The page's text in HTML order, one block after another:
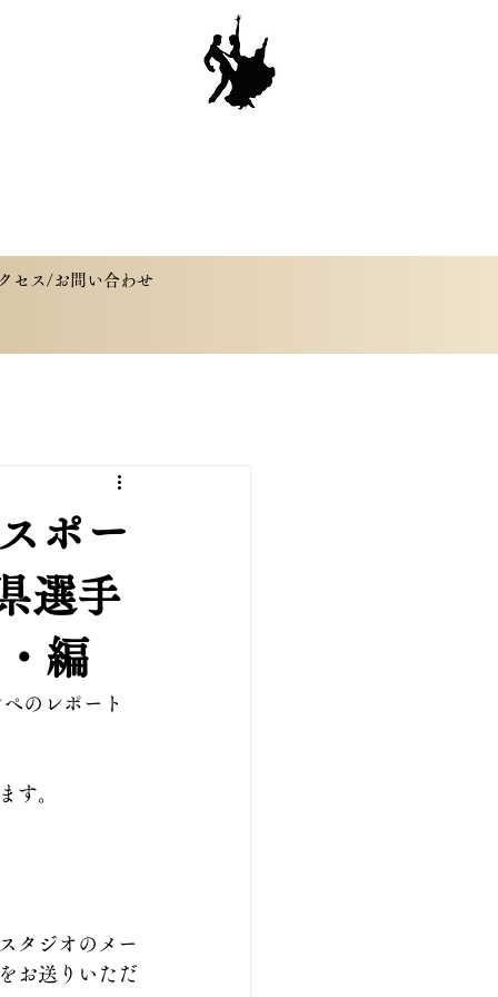
セス/お問い合わせ
ポー
選手
編
のレポート
す。
タジオのメー
お送りいただ